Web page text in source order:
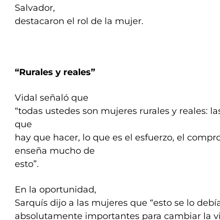
Salvador,
destacaron el rol de la mujer.
“Rurales y reales”
Vidal señaló que
“todas ustedes son mujeres rurales y reales:
que
hay que hacer, lo que es el esfuerzo, el
enseña mucho de
esto”.
En la oportunidad,
Sarquís dijo a las mujeres que “esto se lo
absolutamente importantes para cambiar la